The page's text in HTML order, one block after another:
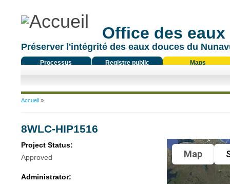
Office des
Préserver l'intégrité des eaux douces du
Processus
Registre public Maps
Vous êtes ici
Accueil»
8WLC-HIP1516
Project Status:
Approved
Administrator:
Map